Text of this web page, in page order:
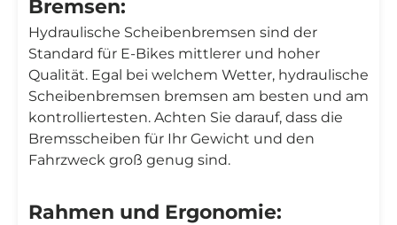
Bremsen:
Hydraulische Scheibenbremsen sind der
Standard für E-Bikes mittlerer und hoher
Qualität. Egal bei welchem Wetter, hydraulische
Scheibenbremsen bremsen am besten und am
kontrolliertesten. Achten Sie darauf, dass die
Bremsscheiben für Ihr Gewicht und den
Fahrzweck groß genug sind.
Rahmen und Ergonomie: